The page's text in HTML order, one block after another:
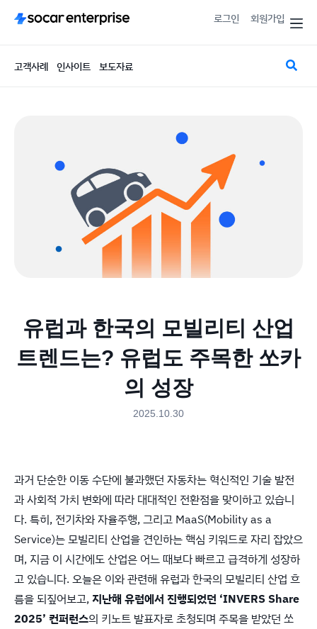
로그인 회원가입
고객사례 인사이트 보도자료
유럽과 한국의 모빌리티 산업
트렌드는? 유럽도 주목한 쏘카
의 성장
2025.10.30
과거 단순한 이동 수단에 불과했던 자동차는 혁신적인 기술 발전
과 사회적 가치 변화에 따라 대대적인 전환점을 맞이하고 있습니
다. 특히, 전기차와 자율주행, 그리고 MaaS(Mobility as a
Service)는 모빌리티 산업을 견인하는 핵심 키워드로 자리 잡았으
며, 지금 이 시간에도 산업은 어느 때보다 빠르고 급격하게 성장하
고 있습니다. 오늘은 이와 관련해 유럽과 한국의 모빌리티 산업 흐
름을 되짚어보고,지난해 유럽에서 진행되었던 ‘INVERS Share
2025’ 컨퍼런스의 키노트 발표자로 초청되며 주목을 받았던 쏘